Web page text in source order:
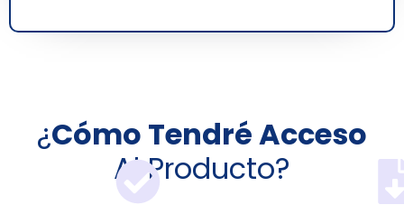
¿Cómo Tendré Acceso
Al Producto?